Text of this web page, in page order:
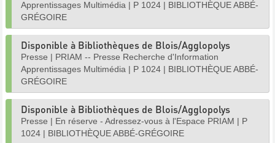
Apprentissages Multimédia | P 1024 | BIBLIOTHÈQUE ABBÉ-
GRÉGOIRE
Disponible à Bibliothèques de Blois/Agglopolys
Presse | PRIAM -- Presse Recherche d'Information
Apprentissages Multimédia | P 1024 | BIBLIOTHÈQUE ABBÉ-
GRÉGOIRE
Disponible à Bibliothèques de Blois/Agglopolys
Presse | En réserve - Adressez-vous à l'Espace PRIAM | P
1024 | BIBLIOTHÈQUE ABBÉ-GRÉGOIRE